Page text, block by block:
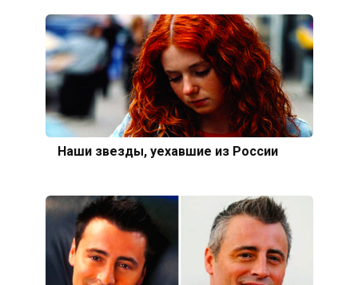
Наши звезды, уехавшие из России